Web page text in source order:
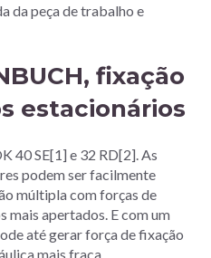
da peça de trabalho e
fixação
estacionários
40 SE[1] e 32 RD[2]. As
podem ser facilmente
múltipla com forças de
mais apertados. E com um
até gerar força de fixação
mais fraca.